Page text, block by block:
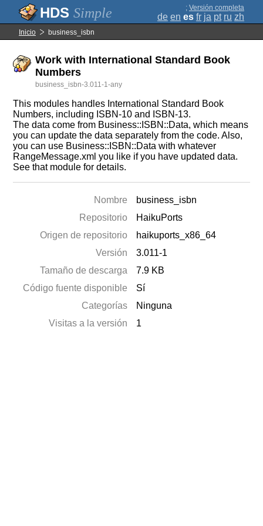
Simple ; Versión completa
de en es fr ja pt ru zh
Inicio business_isbn
Work with International Standard Book
Numbers
business_isbn-3.011-1-any
This modules handles International Standard Book
Numbers, including ISBN-10 and ISBN-13.
The data come from Business::ISBN::Data, which means
you can update the data separately from the code. Also,
you can use Business::ISBN::Data with whatever
RangeMessage.xml you like if you have updated data.
See that module for details.
Nombre
business_isbn
Repositorio
HaikuPorts
Origen de repositorio
haikuports_x86_64
Versión
3.011-1
Tamaño de descarga
7.9 KB
Código fuente disponible
Sí
Categorías
Ninguna
Visitas a la versión
1